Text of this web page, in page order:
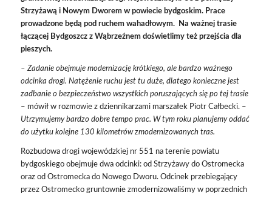
Strzyżawą i Nowym Dworem w powiecie bydgoskim. Prace
prowadzone będą pod ruchem wahadłowym. Na ważnej trasie
łączącej Bydgoszcz z Wąbrzeźnem doświetlimy też przejścia dla
pieszych.
– Zadanie obejmuje modernizację krótkiego, ale bardzo ważnego
odcinka drogi. Natężenie ruchu jest tu duże, dlatego konieczne jest
zadbanie o bezpieczeństwo wszystkich poruszających się po tej trasie
– mówił w rozmowie z dziennikarzami marszałek Piotr Całbecki. –
Utrzymujemy bardzo dobre tempo prac. W tym roku planujemy oddać
do użytku kolejne 130 kilometrów zmodernizowanych tras.
Rozbudowa drogi wojewódzkiej nr 551 na terenie powiatu
bydgoskiego obejmuje dwa odcinki: od Strzyżawy do Ostromecka
oraz od Ostromecka do Nowego Dworu. Odcinek przebiegający
przez Ostromecko gruntownie zmodernizowaliśmy w poprzednich